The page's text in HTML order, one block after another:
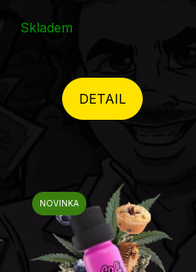
Skladem
DETAIL
NOVINKA